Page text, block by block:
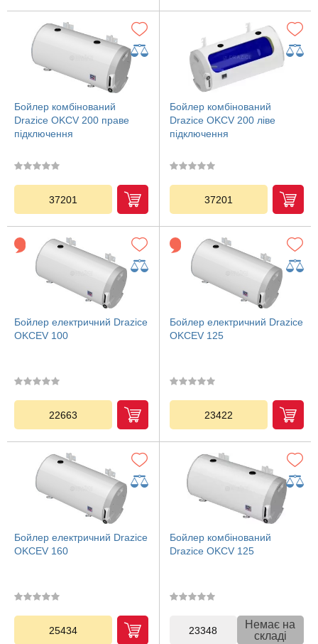
Бойлер комбінований
Drazice OKCV 200 праве
підключення
37201
Бойлер комбінований
Drazice OKCV 200 ліве
підключення
37201
Бойлер електричний Drazice
OKCEV 100
22663
Бойлер електричний Drazice
OKCEV 125
23422
Бойлер електричний Drazice
OKCEV 160
25434
Бойлер комбінований
Drazice OKCV 125
23348
Немає на
складі